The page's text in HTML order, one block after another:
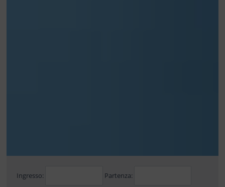
Ingresso: Partenza: